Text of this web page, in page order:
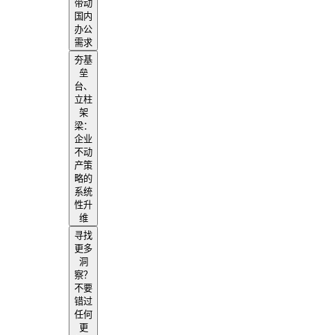
带动
国内
办公
需求
夯基
垒
台、
立柱
架
梁：
企业
不动
产策
略的
系统
性升
维
寻找
更多
洞
察？
不要
错过
任何
更